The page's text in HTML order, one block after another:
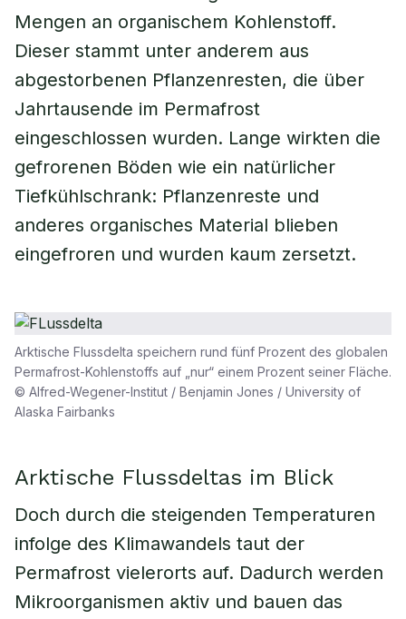
Mengen an organischem Kohlenstoff.
Dieser stammt unter anderem aus
abgestorbenen Pflanzenresten, die über
Jahrtausende im Permafrost
eingeschlossen wurden. Lange wirkten die
gefrorenen Böden wie ein natürlicher
Tiefkühlschrank: Pflanzenreste und
anderes organisches Material blieben
eingefroren und wurden kaum zersetzt.
Arktische Flussdelta speichern rund fünf Prozent des globalen
Permafrost-Kohlenstoffs auf „nur“ einem Prozent seiner Fläche.
© Alfred-Wegener-Institut / Benjamin Jones / University of
Alaska Fairbanks
Arktische Flussdeltas im Blick
Doch durch die steigenden Temperaturen
infolge des Klimawandels taut der
Permafrost vielerorts auf. Dadurch werden
Mikroorganismen aktiv und bauen das